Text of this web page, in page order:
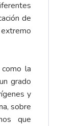
de
la
grado
y
sobre
que